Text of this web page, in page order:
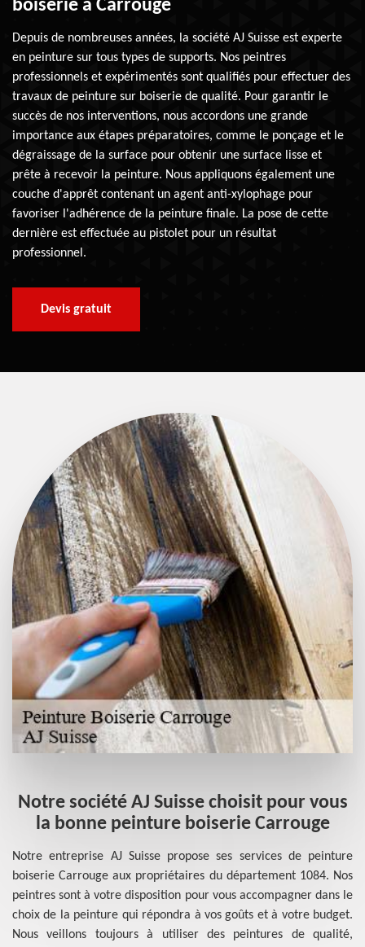
boiserie à Carrouge
Depuis de nombreuses années, la société AJ Suisse est experte
en peinture sur tous types de supports. Nos peintres
professionnels et expérimentés sont qualifiés pour effectuer des
travaux de peinture sur boiserie de qualité. Pour garantir le
succès de nos interventions, nous accordons une grande
importance aux étapes préparatoires, comme le ponçage et le
dégraissage de la surface pour obtenir une surface lisse et
prête à recevoir la peinture. Nous appliquons également une
couche d'apprêt contenant un agent anti-xylophage pour
favoriser l'adhérence de la peinture finale. La pose de cette
dernière est effectuée au pistolet pour un résultat
professionnel.
Devis gratuit
Notre société AJ Suisse choisit pour vous
la bonne peinture boiserie Carrouge
Notre entreprise AJ Suisse propose ses services de peinture
boiserie Carrouge aux propriétaires du département 1084. Nos
peintres sont à votre disposition pour vous accompagner dans le
choix de la peinture qui répondra à vos goûts et à votre budget.
Nous veillons toujours à utiliser des peintures de qualité,